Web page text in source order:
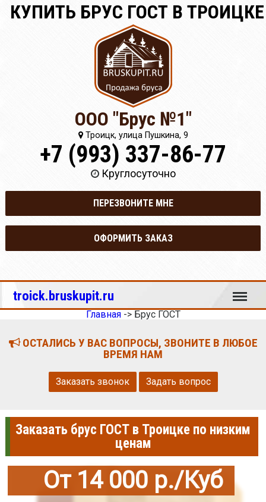
КУПИТЬ БРУС ГОСТ В ТРОИЦКЕ
ООО "Брус №1"
Троицк, улица Пушкина, 9
+7 (993) 337-86-77
Круглосуточно
ПЕРЕЗВОНИТЕ МНЕ
ОФОРМИТЬ ЗАКАЗ
troick.bruskupit.ru Меню
Главная-> Брус ГОСТ
ОСТАЛИСЬ У ВАС ВОПРОСЫ, ЗВОНИТЕ В ЛЮБОЕ
ВРЕМЯ НАМ
Заказать звонок Задать вопрос
Заказать брус ГОСТ в Троицке по низким
ценам
От 14 000 р./Куб